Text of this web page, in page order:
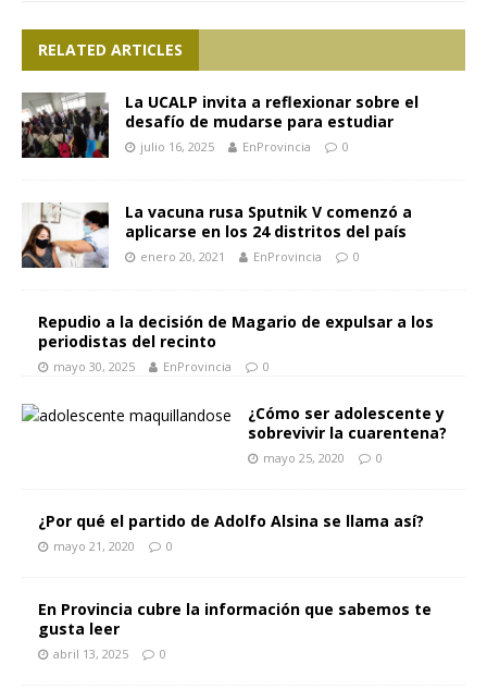
RELATED ARTICLES
La UCALP invita a reflexionar sobre el
desafío de mudarse para estudiar
julio 16, 2025 EnProvincia 0
La vacuna rusa Sputnik V comenzó a
aplicarse en los 24 distritos del país
enero 20, 2021 EnProvincia 0
Repudio a la decisión de Magario de expulsar a los
periodistas del recinto
mayo 30, 2025 EnProvincia 0
¿Cómo ser adolescente y
sobrevivir la cuarentena?
mayo 25, 2020 0
¿Por qué el partido de Adolfo Alsina se llama así?
mayo 21, 2020 0
En Provincia cubre la información que sabemos te
gusta leer
abril 13, 2025 0